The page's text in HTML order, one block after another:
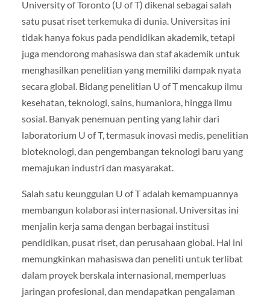
University of Toronto (U of T) dikenal sebagai salah
satu pusat riset terkemuka di dunia. Universitas ini
tidak hanya fokus pada pendidikan akademik, tetapi
juga mendorong mahasiswa dan staf akademik untuk
menghasilkan penelitian yang memiliki dampak nyata
secara global. Bidang penelitian U of T mencakup ilmu
kesehatan, teknologi, sains, humaniora, hingga ilmu
sosial. Banyak penemuan penting yang lahir dari
laboratorium U of T, termasuk inovasi medis, penelitian
bioteknologi, dan pengembangan teknologi baru yang
memajukan industri dan masyarakat.
Salah satu keunggulan U of T adalah kemampuannya
membangun kolaborasi internasional. Universitas ini
menjalin kerja sama dengan berbagai institusi
pendidikan, pusat riset, dan perusahaan global. Hal ini
memungkinkan mahasiswa dan peneliti untuk terlibat
dalam proyek berskala internasional, memperluas
jaringan profesional, dan mendapatkan pengalaman